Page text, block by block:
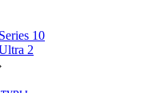
10
2